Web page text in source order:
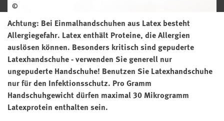
©
Achtung: Bei Einmalhandschuhen aus Latex besteht
Allergiegefahr. Latex enthält Proteine, die Allergien
auslösen können. Besonders kritisch sind gepuderte
Latexhandschuhe - verwenden Sie generell nur
ungepuderte Handschuhe! Benutzen Sie Latexhandschuhe
nur für den Infektionsschutz. Pro Gramm
Handschuhgewicht dürfen maximal 30 Mikrogramm
Latexprotein enthalten sein.